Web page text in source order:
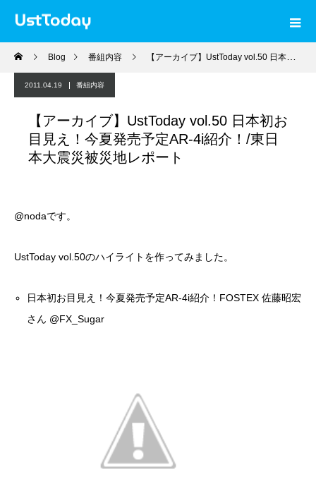
Blog 番組内容 【アーカイブ】UstToday vol.50 日本初お目見え！今夏発売予定AR-4i紹介！/東日本大震災被災地レポート
2011.04.19 番組内容
【アーカイブ】UstToday vol.50 日本初お
目見え！今夏発売予定AR-4i紹介！/東日
本大震災被災地レポート
@nodaです。
UstToday vol.50のハイライトを作ってみました。
日本初お目見え！今夏発売予定AR-4i紹介！FOSTEX 佐藤昭宏
さん @FX_Sugar